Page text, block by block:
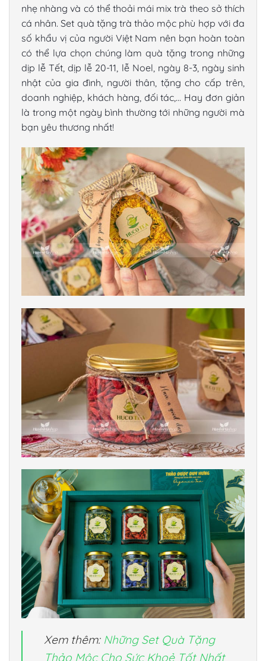
nhẹ nhàng và có thể thoải mái mix trà theo sở thích
cá nhân. Set quà tặng trà thảo mộc phù hợp với đa
số khẩu vị của người Việt Nam nên bạn hoàn toàn
có thể lựa chọn chúng làm quà tặng trong những
dịp lễ Tết, dịp lễ 20-11, lễ Noel, ngày 8-3, ngày sinh
nhật của gia đình, người thân, tặng cho cấp trên,
doanh nghiệp, khách hàng, đối tác,… Hay đơn giản
là trong một ngày bình thường tới những người mà
bạn yêu thương nhất!
Xem thêm: Những Set Quà Tặng
Thảo Mộc Cho Sức Khoẻ Tốt Nhất